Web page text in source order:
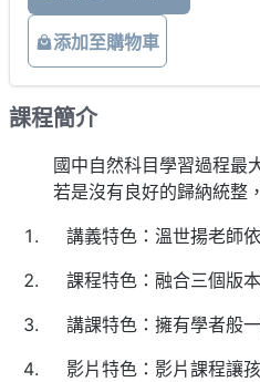
添加至購物車
課程簡介
國中自然科目學習過程最大
若是沒有良好的歸納統整，
講義特色：溫世揚老師
課程特色：融合三個版
講課特色：擁有學者般
影片特色：影片課程讓